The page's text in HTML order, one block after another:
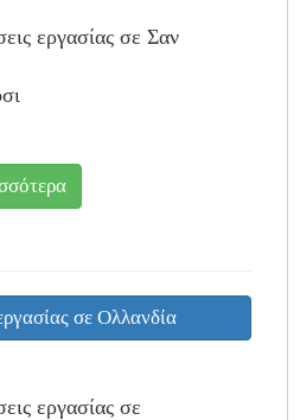
εργασίας σε Σαν
σε Ολλανδία
εργασίας σε